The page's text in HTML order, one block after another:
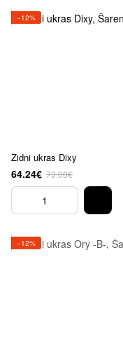
−12%
Zidni ukras Dixy
64.24€ 73.00€
−12%